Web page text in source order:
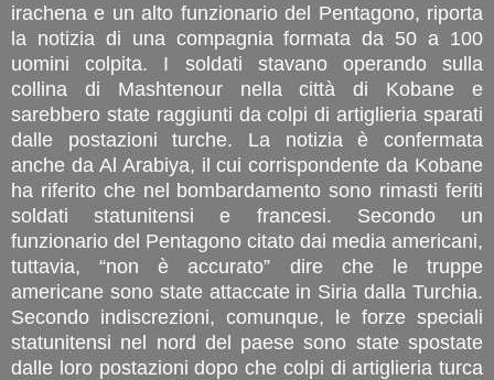
irachena e un alto funzionario del Pentagono, riporta
la notizia di una compagnia formata da 50 a 100
uomini colpita. I soldati stavano operando sulla
collina di Mashtenour nella città di Kobane e
sarebbero state raggiunti da colpi di artiglieria sparati
dalle postazioni turche. La notizia è confermata
anche da Al Arabiya, il cui corrispondente da Kobane
ha riferito che nel bombardamento sono rimasti feriti
soldati statunitensi e francesi. Secondo un
funzionario del Pentagono citato dai media americani,
tuttavia, “non è accurato” dire che le truppe
americane sono state attaccate in Siria dalla Turchia.
Secondo indiscrezioni, comunque, le forze speciali
statunitensi nel nord del paese sono state spostate
dalle loro postazioni dopo che colpi di artiglieria turca